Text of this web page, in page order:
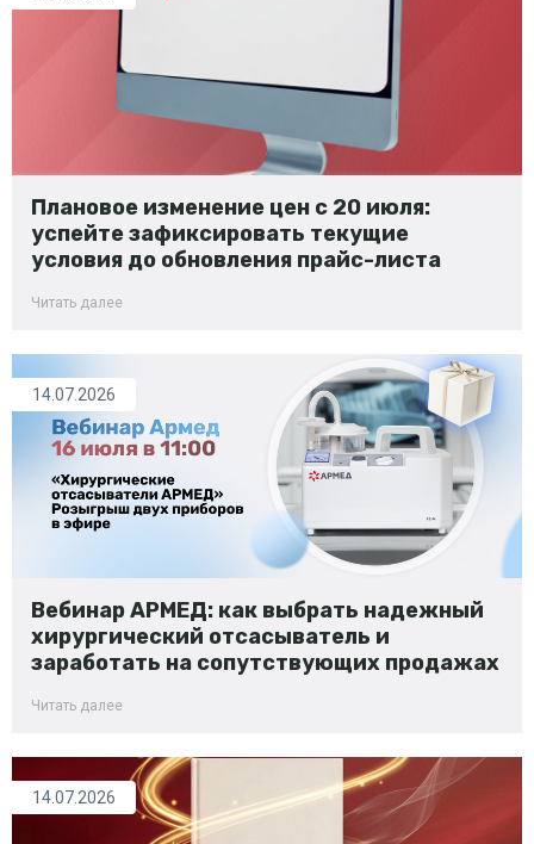
Плановое изменение цен с 20 июля:
успейте зафиксировать текущие
условия до обновления прайс-листа
Читать далее
Вебинар АРМЕД: как выбрать надежный
хирургический отсасыватель и
заработать на сопутствующих продажах
Читать далее
14.07.2026
14.07.2026